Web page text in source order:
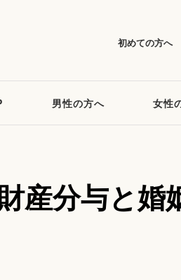
初めての方へ
男性の方へ 女性
産分与と婚